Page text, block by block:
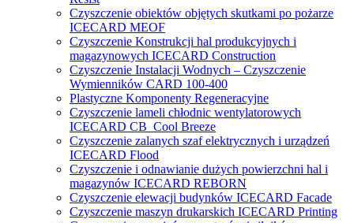
Czyszczenie obiektów objętych skutkami po pożarze
ICECARD MEOF
Czyszczenie Konstrukcji hal produkcyjnych i
magazynowych ICECARD Construction
Czyszczenie Instalacji Wodnych – Czyszczenie
Wymienników CARD 100-400
Plastyczne Komponenty Regeneracyjne
Czyszczenie lameli chłodnic wentylatorowych
ICECARD CB Cool Breeze
Czyszczenie zalanych szaf elektrycznych i urządzeń
ICECARD Flood
Czyszczenie i odnawianie dużych powierzchni hal i
magazynów ICECARD REBORN
Czyszczenie elewacji budynków ICECARD Facade
Czyszczenie maszyn drukarskich ICECARD Printing